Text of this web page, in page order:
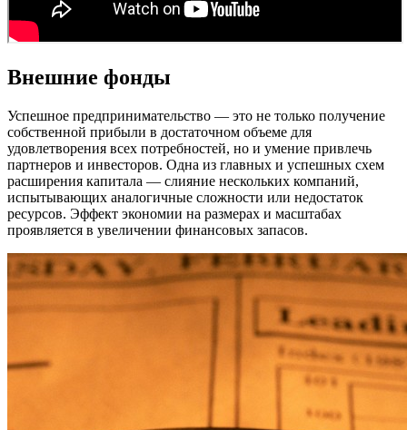
Внешние фонды
Успешное предпринимательство — это не только получение
собственной прибыли в достаточном объеме для
удовлетворения всех потребностей, но и умение привлечь
партнеров и инвесторов. Одна из главных и успешных схем
расширения капитала — слияние нескольких компаний,
испытывающих аналогичные сложности или недостаток
ресурсов. Эффект экономии на размерах и масштабах
проявляется в увеличении финансовых запасов.